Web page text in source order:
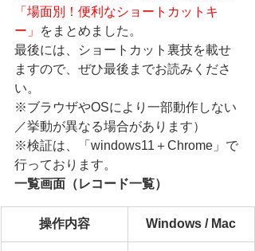
「場面別！便利なショートカットキ
ー」
をまとめました。
最後には、ショートカット裏技を載せ
ますので、ぜひ最後までお読みくださ
い。
※ブラウザやOSにより一部動作しない
／挙動が異なる場合があります）
※検証は、「windows11＋Chrome」で
行っております。
一覧画面（レコード一覧）
操作内容 Windows / Mac